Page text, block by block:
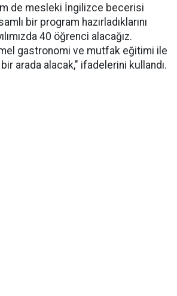
de mesleki İngilizce becerisi
bir program hazırladıklarını
40 öğrenci alacağız.
gastronomi ve mutfak eğitimi ile
arada alacak," ifadelerini kullandı.